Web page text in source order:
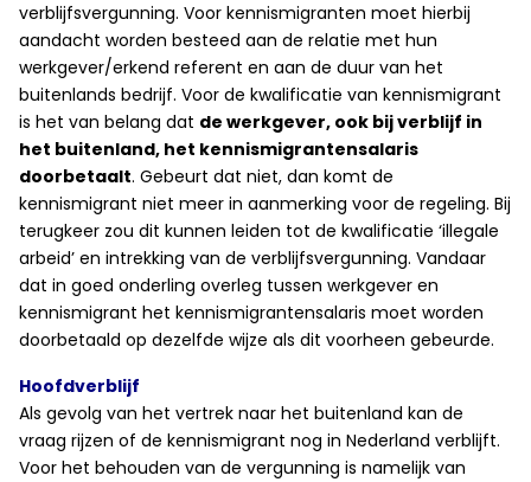
verblijfsvergunning. Voor kennismigranten moet hierbij
aandacht worden besteed aan de relatie met hun
werkgever/erkend referent en aan de duur van het
buitenlands bedrijf. Voor de kwalificatie van kennismigrant
is het van belang dat de werkgever, ook bij verblijf in
het buitenland, het kennismigrantensalaris
doorbetaalt. Gebeurt dat niet, dan komt de
kennismigrant niet meer in aanmerking voor de regeling. Bij
terugkeer zou dit kunnen leiden tot de kwalificatie ‘illegale
arbeid’ en intrekking van de verblijfsvergunning. Vandaar
dat in goed onderling overleg tussen werkgever en
kennismigrant het kennismigrantensalaris moet worden
doorbetaald op dezelfde wijze als dit voorheen gebeurde.
Hoofdverblijf
Als gevolg van het vertrek naar het buitenland kan de
vraag rijzen of de kennismigrant nog in Nederland verblijft.
Voor het behouden van de vergunning is namelijk van